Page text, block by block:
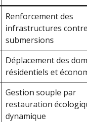
Renforcement des
infrastructures
submersions
Déplacement des
résidentiels et
Gestion souple par
restauration
dynamique